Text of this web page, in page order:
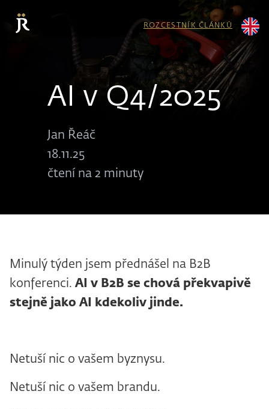
ROZCESTNÍK ČLÁNKŮ
AI v Q4/2025
Jan Řeáč
18.11.25
čtení na 2 minuty
Minulý týden jsem přednášel na B2B
konferenci. AI v B2B se chová překvapivě
stejně jako AI kdekoliv jinde.
Netuší nic o vašem byznysu.
Netuší nic o vašem brandu.